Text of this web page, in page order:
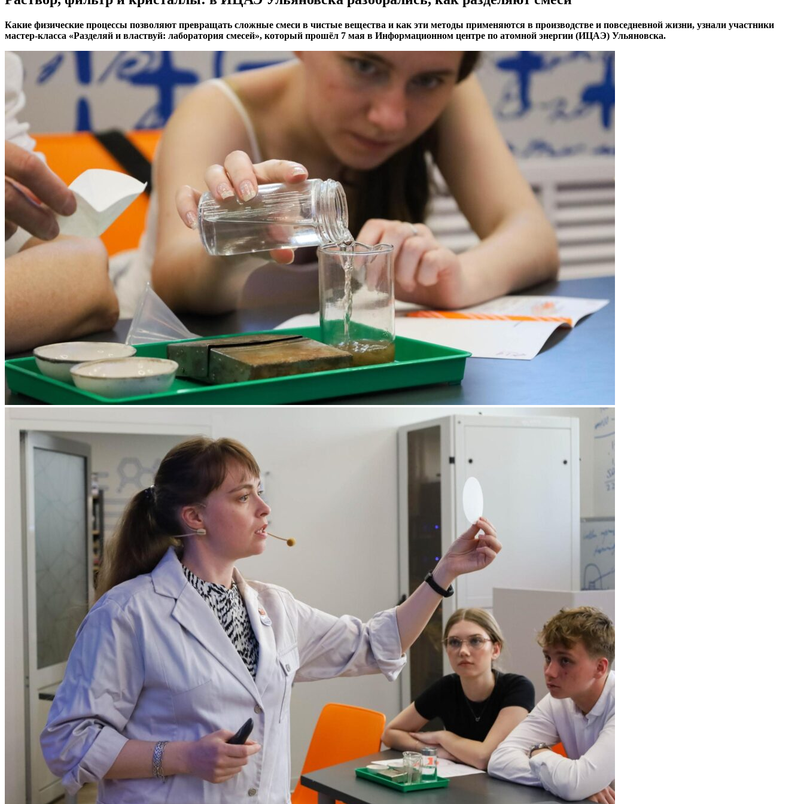
Какие физические процессы позволяют превращать сложные смеси в чистые вещества и как эти методы применяются в производстве и повседневной жизни, узнали участники
мастер-класса «Разделяй и властвуй: лаборатория смесей», который прошёл 7 мая в Информационном центре по атомной энергии (ИЦАЭ) Ульяновска.